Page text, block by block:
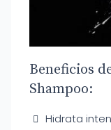
Beneficios
Shampoo:
Hidrata